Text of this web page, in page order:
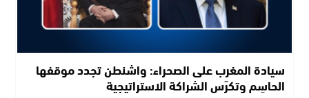
سيادة المغرب على الصحراء: واشنطن تجدد موقفها
الحاسِم وتكرّس الشراكة الاستراتيجية